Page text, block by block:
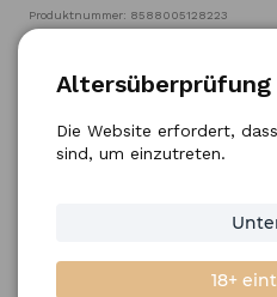
Produktnummer: 8588005128223
Altersüberprüfung
Die Website erfordert,
sind, um einzutreten.
18+